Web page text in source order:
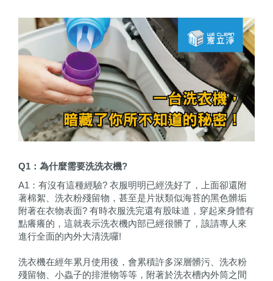
Q1：為什麼需要洗洗衣機?
A1：有沒有這種經驗? 衣服明明已經洗好了，上面卻還附
著棉絮、洗衣粉殘留物，甚至是片狀類似海苔的黑色髒垢
附著在衣物表面? 有時衣服洗完還有股味道，穿起來身體有
點癢癢的，這就表示洗衣機內部已經很髒了，該請專人來
進行全面的內外大清洗囉!
洗衣機在經年累月使用後，會累積許多深層髒污、洗衣粉
殘留物、小蟲子的排泄物等等，附著於洗衣槽內外筒之間